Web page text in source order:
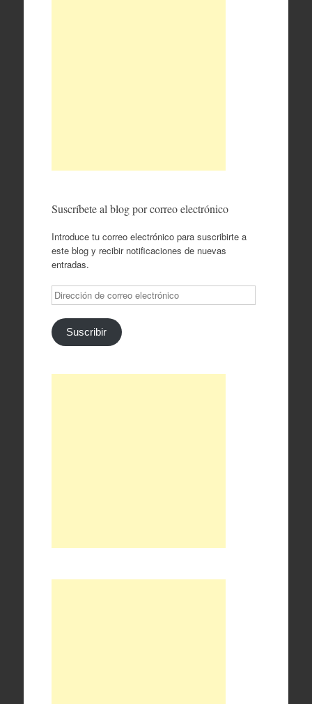
Suscríbete al blog por correo electrónico
Introduce tu correo electrónico para suscribirte a
este blog y recibir notificaciones de nuevas
entradas.
Dirección
de
correo
electrónico
Suscribir